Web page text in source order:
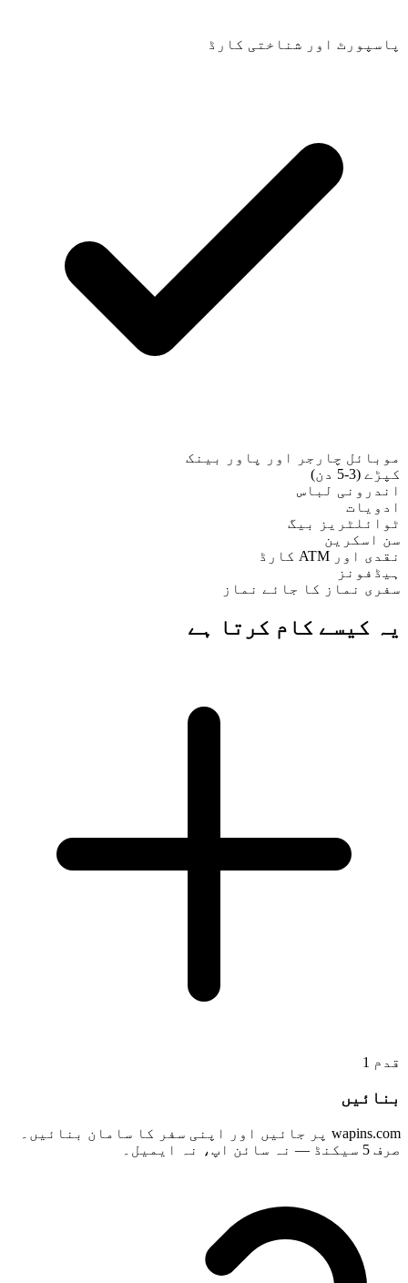
پاسپورٹ اور شناختی کارڈ
موبائل چارجر اور پاور بینک
کپڑے (3-5 دن)
اندرونی لباس
ادویات
ٹوائلٹریز بیگ
سن اسکرین
نقدی اور ATM کارڈ
ہیڈفونز
سفری نماز کا جائے نماز
یہ کیسے کام کرتا ہے
قدم 1
بنائیں
wapins.com پر جائیں اور اپنی سفر کا سامان بنائیں۔
صرف 5 سیکنڈ — نہ سائن اپ، نہ ایمیل۔